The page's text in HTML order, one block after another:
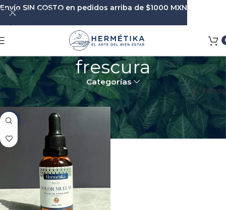
Skip to navigation
frescura
Categorías
Inicio Productos etiquetados “frescura” Filtros
-8%
Envío SIN COSTO en pedidos arriba de $1000 MXN